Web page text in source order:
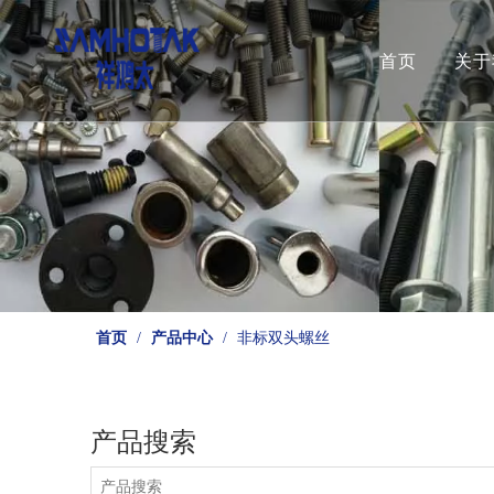
首页 关
首页 / 产品中心 / 非标双头螺丝
产品搜索